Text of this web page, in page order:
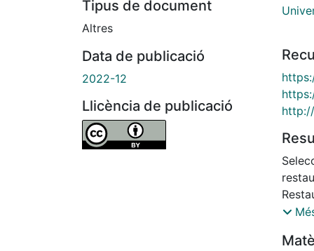
Tipus de document
Altres
Data de publicació
2022-12
Llicència de publicació